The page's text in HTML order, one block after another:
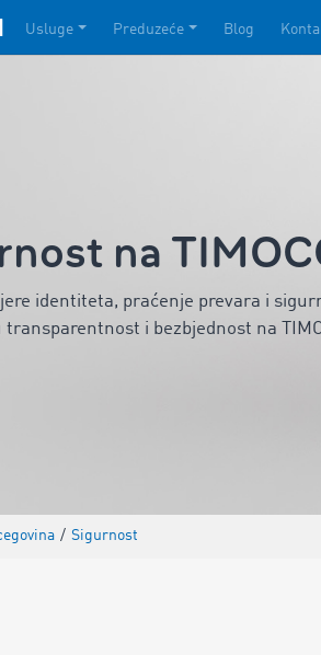
Usluge Preduzeće Blog
na
identiteta, praćenje prevara i
transparentnost i bezbjednost na
/ Sigurnost